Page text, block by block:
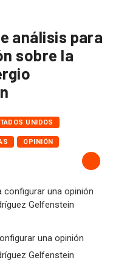
análisis para
sobre la
UNIDOS
OPINIÓN
una opinión
Gelfenstein